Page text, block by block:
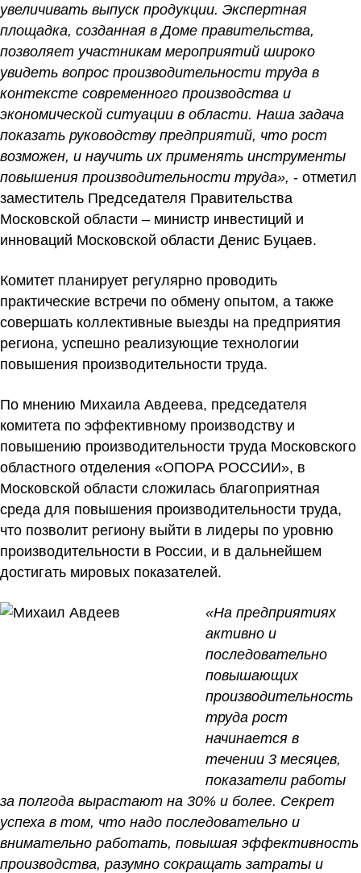
увеличивать выпуск продукции. Экспертная
площадка, созданная в Доме правительства,
позволяет участникам мероприятий широко
увидеть вопрос производительности труда в
контексте современного производства и
экономической ситуации в области. Наша задача
показать руководству предприятий, что рост
возможен, и научить их применять инструменты
повышения производительности труда», - отметил
заместитель Председателя Правительства
Московской области – министр инвестиций и
инноваций Московской области Денис Буцаев.
Комитет планирует регулярно проводить
практические встречи по обмену опытом, а также
совершать коллективные выезды на предприятия
региона, успешно реализующие технологии
повышения производительности труда.
По мнению Михаила Авдеева, председателя
комитета по эффективному производству и
повышению производительности труда Московского
областного отделения «ОПОРА РОССИИ», в
Московской области сложилась благоприятная
среда для повышения производительности труда,
что позволит региону выйти в лидеры по уровню
производительности в России, и в дальнейшем
достигать мировых показателей.
«На предприятиях
активно и
последовательно
повышающих
производительность
труда рост
начинается в
течении 3 месяцев,
показатели работы
за полгода вырастают на 30% и более. Секрет
успеха в том, что надо последовательно и
внимательно работать, повышая эффективность
производства, разумно сокращать затраты и